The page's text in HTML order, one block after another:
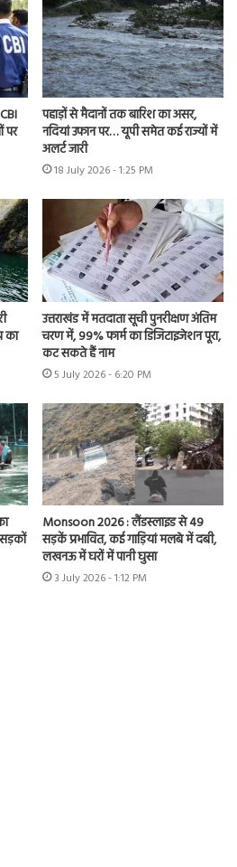
पर
पहाड़ों से मैदानों तक बारिश का असर,
नदियां उफान पर… यूपी समेत कई राज्यों में
अलर्ट जारी
18 July 2026 - 1:25 PM
का
उत्तराखंड में मतदाता सूची पुनरीक्षण अंतिम
चरण में, 99% फार्म का डिजिटाइजेशन पूरा,
कट सकते हैं नाम
5 July 2026 - 6:20 PM
Monsoon 2026 : लैंडस्लाइड से 49
सड़कें प्रभावित, कई गाड़ियां मलबे में दबी,
लखनऊ में घरों में पानी घुसा
3 July 2026 - 1:12 PM